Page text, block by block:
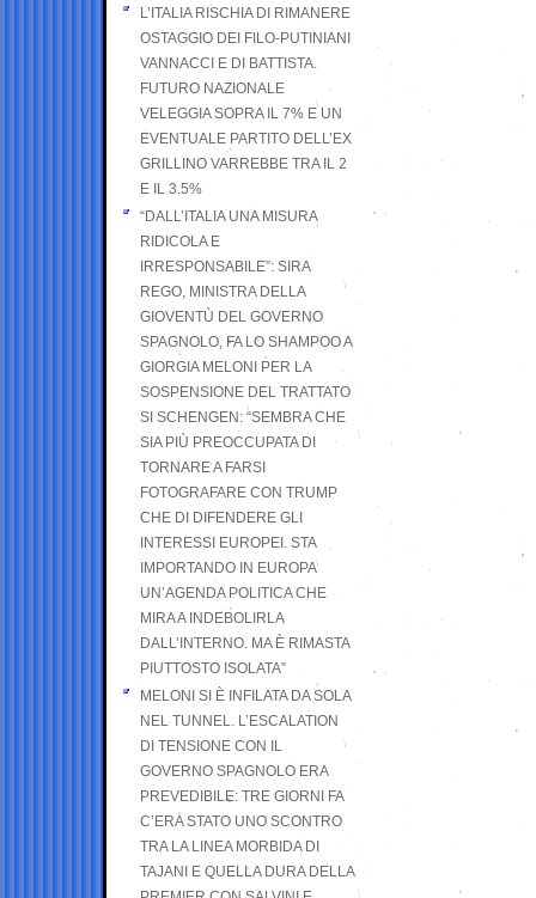
L’ITALIA RISCHIA DI RIMANERE
OSTAGGIO DEI FILO-PUTINIANI
VANNACCI E DI BATTISTA.
FUTURO NAZIONALE
VELEGGIA SOPRA IL 7% E UN
EVENTUALE PARTITO DELL’EX
GRILLINO VARREBBE TRA IL 2
E IL 3.5%
“DALL’ITALIA UNA MISURA
RIDICOLA E
IRRESPONSABILE”: SIRA
REGO, MINISTRA DELLA
GIOVENTÙ DEL GOVERNO
SPAGNOLO, FA LO SHAMPOO A
GIORGIA MELONI PER LA
SOSPENSIONE DEL TRATTATO
SI SCHENGEN: “SEMBRA CHE
SIA PIÙ PREOCCUPATA DI
TORNARE A FARSI
FOTOGRAFARE CON TRUMP
CHE DI DIFENDERE GLI
INTERESSI EUROPEI. STA
IMPORTANDO IN EUROPA
UN’AGENDA POLITICA CHE
MIRA A INDEBOLIRLA
DALL’INTERNO. MA È RIMASTA
PIUTTOSTO ISOLATA”
MELONI SI È INFILATA DA SOLA
NEL TUNNEL. L’ESCALATION
DI TENSIONE CON IL
GOVERNO SPAGNOLO ERA
PREVEDIBILE: TRE GIORNI FA
C’ERA STATO UNO SCONTRO
TRA LA LINEA MORBIDA DI
TAJANI E QUELLA DURA DELLA